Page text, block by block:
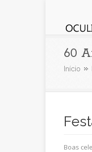
60
Início
Boas